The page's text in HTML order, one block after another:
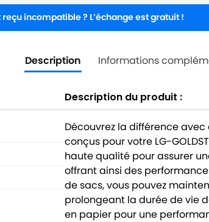
? L’échange est gratuit !
Description Informations
Description du produit :
Découvrez la différence
conçus pour votre LG-
haute qualité pour assurer
offrant ainsi des
de sacs, vous pouvez
prolongeant la durée de vie
en papier pour une